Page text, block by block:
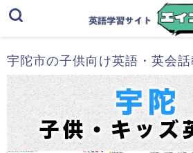
宇陀市の子供向け英語・英会